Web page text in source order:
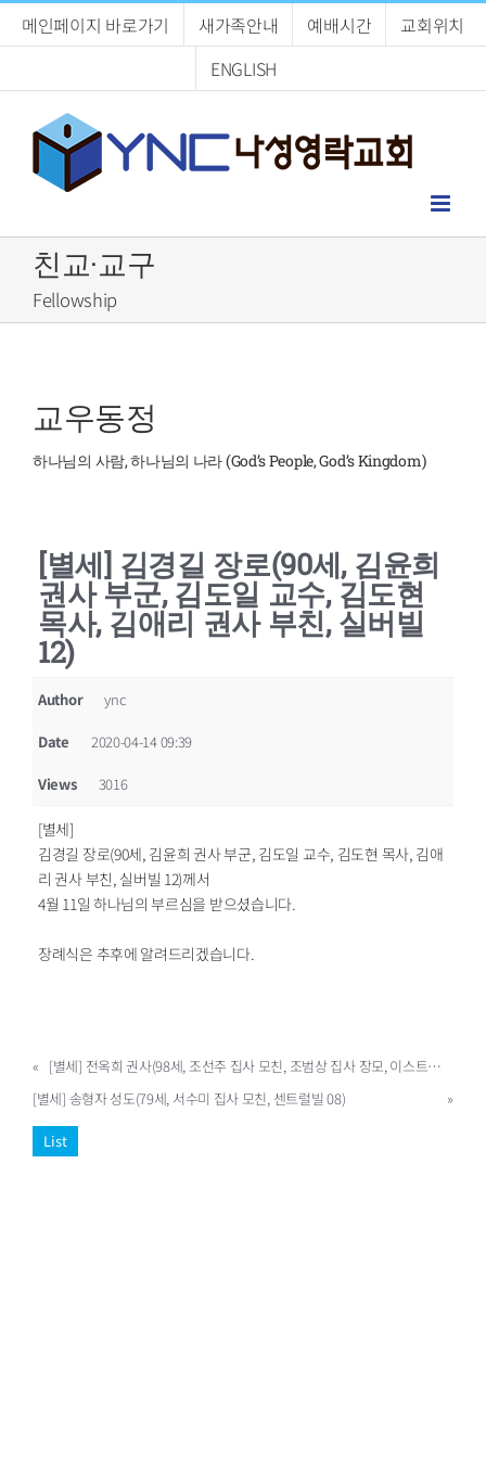
메인페이지 바로가기 새가족안내 예배시간
교회위치
ENGLISH
친교·교구
Fellowship
교우동정
하나님의 사람, 하나님의 나라 (God’s People, God’s Kingdom)
[별세] 김경길 장로(90세, 김윤희
권사 부군, 김도일 교수, 김도현
목사, 김애리 권사 부친, 실버빌
12)
Author ync
Date 2020-04-14 09:39
Views 3016
[별세]
김경길 장로(90세, 김윤희 권사 부군, 김도일 교수, 김도현 목사, 김애
리 권사 부친, 실버빌 12)께서
4월 11일 하나님의 부르심을 받으셨습니다.
장례식은 추후에 알려드리겠습니다.
«
[별세] 전옥희 권사(98세, 조선주 집사 모친, 조범상 집사 장모, 이스트빌 03)
[별세] 송형자 성도(79세, 서수미 집사 모친, 센트럴빌 08)
»
List